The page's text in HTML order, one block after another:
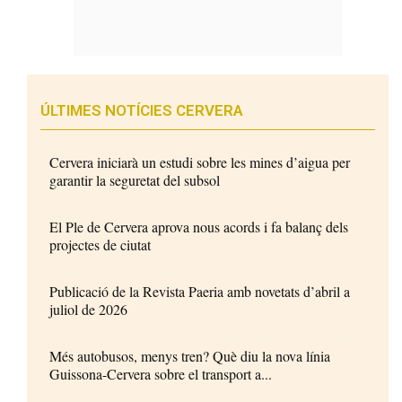
ÚLTIMES NOTÍCIES CERVERA
Cervera iniciarà un estudi sobre les mines d’aigua per
garantir la seguretat del subsol
El Ple de Cervera aprova nous acords i fa balanç dels
projectes de ciutat
Publicació de la Revista Paeria amb novetats d’abril a
juliol de 2026
Més autobusos, menys tren? Què diu la nova línia
Guissona-Cervera sobre el transport a...